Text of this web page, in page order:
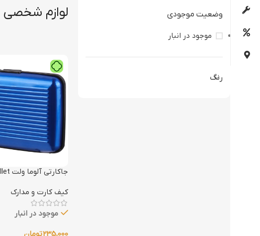
وضعیت موجودی
موجود در انبار
رنگ
لوازم شخصی
جاکارتی آلوما ولت Aluma Wallet
کیف کارت و مدارک
موجود در انبار
235,000تومان